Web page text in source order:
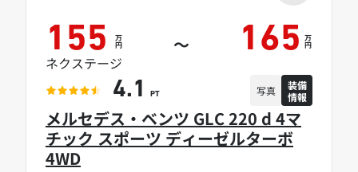
メルセデス・ベンツ GLC 220 d 4マ
チック スポーツ ディーゼルターボ
4WD
155 万
円 ～ 165 万
円
ネクステージ
4.1 PT 写真
装備
情報